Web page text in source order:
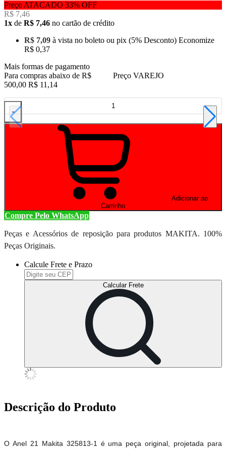
Preço ATACADO 33% OFF
R$ 7,46
1x de R$ 7,46 no cartão de crédito
R$ 7,09 à vista no boleto ou pix (5% Desconto) Economize
R$ 0,37
Mais formas de pagamento
Preço VAREJO
Para compras abaixo de R$
500,00 R$ 11,14
-
Carrinho
Compre Pelo WhatsApp
Peças e Acessórios de reposição para produtos MAKITA. 100%
Peças Originais.
Calcule Frete e Prazo
Calcular Frete
Descrição do Produto
O Anel 21 Makita 325813-1 é uma peça original, projetada para